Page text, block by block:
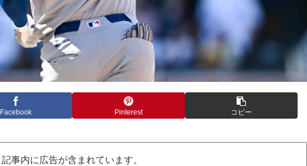
Facebook Pinterest コピー
記事内に広告が含まれています。